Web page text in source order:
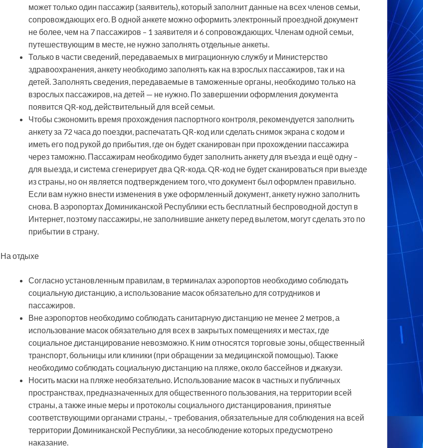
может только один пассажир (заявитель), который заполнит данные на всех членов семьи,
сопровождающих его. В одной анкете можно оформить электронный проездной документ
не более, чем на 7 пассажиров – 1 заявителя и 6 сопровождающих. Членам одной семьи,
путешествующим в месте, не нужно заполнять отдельные анкеты.
Только в части сведений, передаваемых в миграционную службу и Министерство
здравоохранения, анкету необходимо заполнять как на взрослых пассажиров, так и на
детей. Заполнять сведения, передаваемые в таможенные органы, необходимо только на
взрослых пассажиров, на детей — не нужно. По завершении оформления документа
появится QR-код, действительный для всей семьи.
Чтобы сэкономить время прохождения паспортного контроля, рекомендуется заполнить
анкету за 72 часа до поездки, распечатать QR-код или сделать снимок экрана с кодом и
иметь его под рукой до прибытия, где он будет сканирован при прохождении пассажира
через таможню. Пассажирам необходимо будет заполнить анкету для въезда и ещё одну –
для выезда, и система сгенерирует два QR-кода. QR-код не будет сканироваться при выезде
из страны, но он является подтверждением того, что документ был оформлен правильно.
Если вам нужно внести изменения в уже оформленный документ, анкету нужно заполнить
снова. В аэропортах Доминиканской Республики есть бесплатный беспроводной доступ в
Интернет, поэтому пассажиры, не заполнившие анкету перед вылетом, могут сделать это по
прибытии в страну.
На отдыхе
Согласно установленным правилам, в терминалах аэропортов необходимо соблюдать
социальную дистанцию, а использование масок обязательно для сотрудников и
пассажиров.
Вне аэропортов необходимо соблюдать санитарную дистанцию не менее 2 метров, а
использование масок обязательно для всех в закрытых помещениях и местах, где
социальное дистанцирование невозможно. К ним относятся торговые зоны, общественный
транспорт, больницы или клиники (при обращении за медицинской помощью). Также
необходимо соблюдать социальную дистанцию на пляже, около бассейнов и джакузи.
Носить маски на пляже необязательно. Использование масок в частных и публичных
пространствах, предназначенных для общественного пользования, на территории всей
страны, а также иные меры и протоколы социального дистанцирования, принятые
соответствующими органами страны, – требования, обязательные для соблюдения на всей
территории Доминиканской Республики, за несоблюдение которых предусмотрено
наказание.